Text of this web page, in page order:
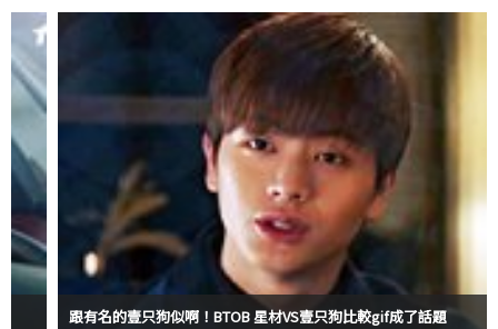
跟有名的壹只狗似啊！BTOB 星材VS壹只狗比較gif成了話題